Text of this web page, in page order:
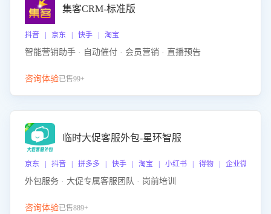
集客CRM-标准版
抖音 | 京东 | 快手 | 淘宝
智能营销助手 · 自动催付 · 会员营销 · 直播预告
咨询体验已售99+
临时大促客服外包-星环智服
京东 | 抖音 | 拼多多 | 快手 | 淘宝 | 小红书 | 得物 | 企业微信
外包服务 · 大促专属客服团队 · 岗前培训
咨询体验已售889+